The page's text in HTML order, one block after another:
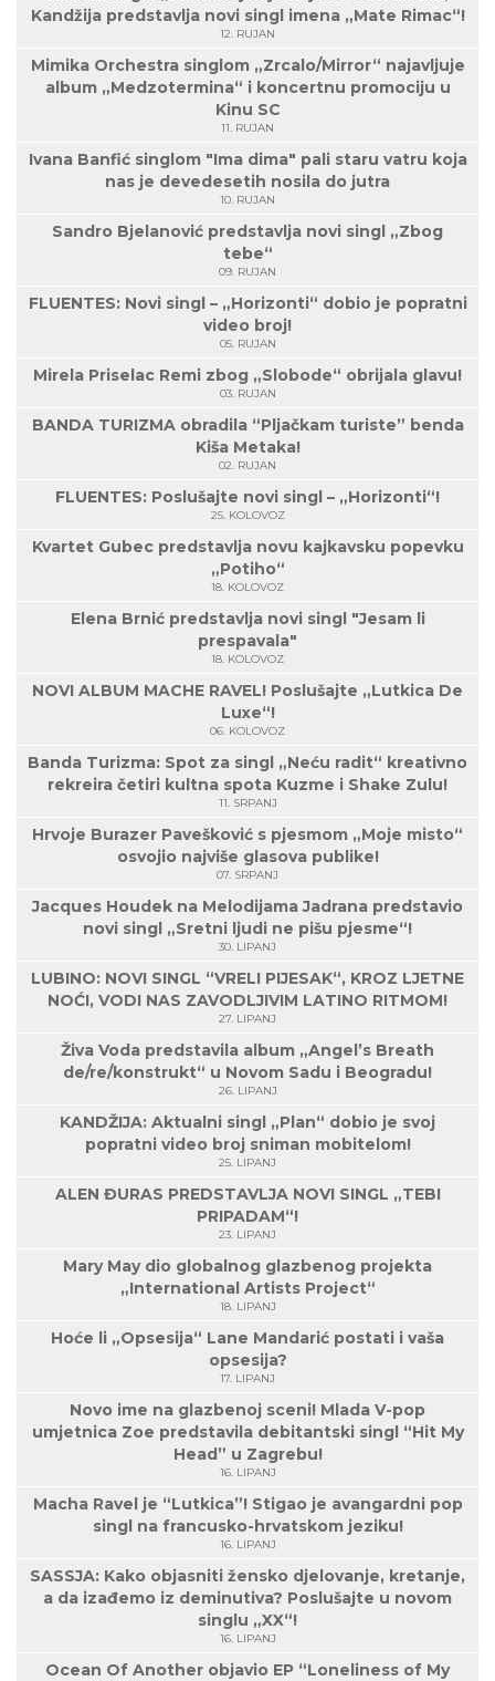
Kandžija predstavlja novi singl imena „Mate Rimac“!
12. RUJAN
Mimika Orchestra singlom „Zrcalo/Mirror“ najavljuje
album „Medzotermina“ i koncertnu promociju u
Kinu SC
11. RUJAN
Ivana Banfić singlom "Ima dima" pali staru vatru koja
nas je devedesetih nosila do jutra
10. RUJAN
Sandro Bjelanović predstavlja novi singl „Zbog
tebe“
09. RUJAN
FLUENTES: Novi singl – „Horizonti“ dobio je popratni
video broj!
05. RUJAN
Mirela Priselac Remi zbog „Slobode“ obrijala glavu!
03. RUJAN
BANDA TURIZMA obradila “Pljačkam turiste” benda
Kiša Metaka!
02. RUJAN
FLUENTES: Poslušajte novi singl – „Horizonti“!
25. KOLOVOZ
Kvartet Gubec predstavlja novu kajkavsku popevku
„Potiho“
18. KOLOVOZ
Elena Brnić predstavlja novi singl "Jesam li
prespavala"
18. KOLOVOZ
NOVI ALBUM MACHE RAVEL! Poslušajte „Lutkica De
Luxe“!
06. KOLOVOZ
Banda Turizma: Spot za singl „Neću radit“ kreativno
rekreira četiri kultna spota Kuzme i Shake Zulu!
11. SRPANJ
Hrvoje Burazer Pavešković s pjesmom „Moje misto“
osvojio najviše glasova publike!
07. SRPANJ
Jacques Houdek na Melodijama Jadrana predstavio
novi singl „Sretni ljudi ne pišu pjesme“!
30. LIPANJ
LUBINO: NOVI SINGL “VRELI PIJESAK“, KROZ LJETNE
NOĆI, VODI NAS ZAVODLJIVIM LATINO RITMOM!
27. LIPANJ
Živa Voda predstavila album „Angel’s Breath
de/re/konstrukt“ u Novom Sadu i Beogradu!
26. LIPANJ
KANDŽIJA: Aktualni singl „Plan“ dobio je svoj
popratni video broj sniman mobitelom!
25. LIPANJ
ALEN ĐURAS PREDSTAVLJA NOVI SINGL „TEBI
PRIPADAM“!
23. LIPANJ
Mary May dio globalnog glazbenog projekta
„International Artists Project“
18. LIPANJ
Hoće li „Opsesija“ Lane Mandarić postati i vaša
opsesija?
17. LIPANJ
Novo ime na glazbenoj sceni! Mlada V-pop
umjetnica Zoe predstavila debitantski singl “Hit My
Head” u Zagrebu!
16. LIPANJ
Macha Ravel je “Lutkica”! Stigao je avangardni pop
singl na francusko-hrvatskom jeziku!
16. LIPANJ
SASSJA: Kako objasniti žensko djelovanje, kretanje,
a da izađemo iz deminutiva? Poslušajte u novom
singlu „XX“!
16. LIPANJ
Ocean Of Another objavio EP “Loneliness of My